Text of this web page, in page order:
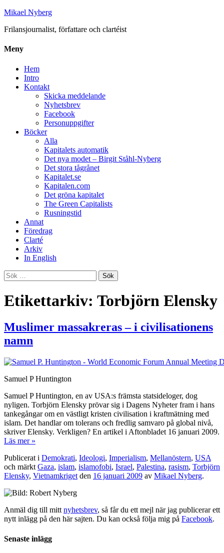
Mikael Nyberg
Frilansjournalist, författare och clartéist
Meny
Hem
Intro
Kontakt
Skicka meddelande
Nyhetsbrev
Facebook
Personuppgifter
Böcker
Alla
Kapitalets automatik
Det nya modet – Birgit Ståhl-Nyberg
Det stora tågrånet
Kapitalet.se
Kapitalen.com
Det gröna kapitalet
The Green Capitalists
Rusningstid
Annat
Föredrag
Clarté
Arkiv
In English
Sök
efter:
Etikettarkiv: Torbjörn Elensky
Muslimer massakreras – i civilisationens
namn
Samuel P Huntington
Samuel P Huntington, en av USA:s främsta statsideloger, dog
nyligen. Torbjörn Elensky prövar sig i Dagens Nyheter fram i hans
tankegångar om en västligt kristen civilisation i kraftmätning med
islam. Det handlar om tolerans och fredlig samvaro på global nivå,
skriver Elensky. Verkligen? En artikel i Aftonbladet 16 januari 2009.
Läs mer »
Publicerat i Demokrati, Ideologi, Imperialism, Mellanöstern, USA
och märkt Gaza, islam, islamofobi, Israel, Palestina, rasism, Torbjörn
Elensky, Vietnamkriget den 16 januari 2009 av Mikael Nyberg.
Anmäl dig till mitt nyhetsbrev, så får du ett mejl när jag publicerar ett
nytt inlägg på den här sajten. Du kan också följa mig på Facebook.
Senaste inlägg